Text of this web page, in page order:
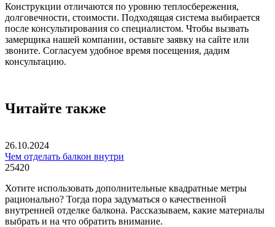
Конструкции отличаются по уровню теплосбережения,
долговечности, стоимости. Подходящая система выбирается
после консультирования со специалистом. Чтобы вызвать
замерщика нашей компании, оставьте заявку на сайте или
звоните. Согласуем удобное время посещения, дадим
консультацию.
Читайте также
26.10.2024
Чем отделать балкон внутри
25420
Хотите использовать дополнительные квадратные метры
рационально? Тогда пора задуматься о качественной
внутренней отделке балкона. Рассказываем, какие материалы
выбрать и на что обратить внимание.